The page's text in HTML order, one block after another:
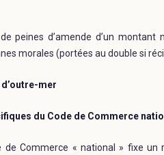
peines d’amende d’un
morales (portées au double si
mer
du Code de Commerce
de Commerce « national » fixe